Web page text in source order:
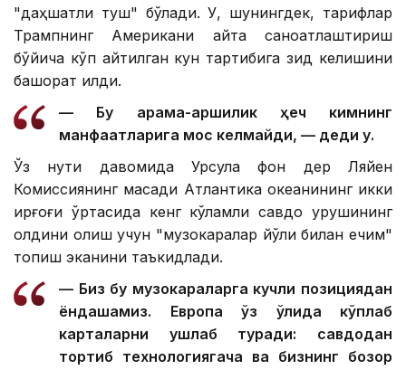
"даҳшатли туш" бўлади. У, шунингдек, тарифлар
Трампнинг Американи қайта саноатлаштириш
бўйича кўп айтилган кун тартибига зид келишини
башорат қилди.
— Бу қарама-қаршилик ҳеч кимнинг
манфаатларига мос келмайди, — деди у.
Ўз нутқи давомида Урсула фон дер Ляйен
Комиссиянинг мақсади Атлантика океанининг икки
қирғоғи ўртасида кенг кўламли савдо урушининг
олдини олиш учун "музокаралар йўли билан ечим"
топиш эканини таъкидлади.
— Биз бу музокараларга кучли позициядан
ёндашамиз. Европа ўз қўлида кўплаб
карталарни ушлаб туради: савдодан
тортиб технологиягача ва бизнинг бозор